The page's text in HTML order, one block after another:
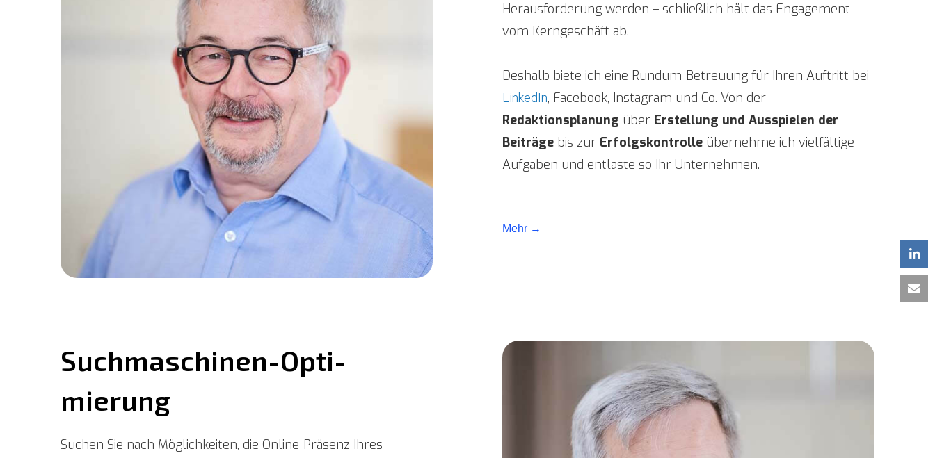
Herausforderung werden – schließlich hält das Engagement
vom Kerngeschäft ab.
Deshalb biete ich eine Rundum-Betreuung für Ihren Auftritt bei
LinkedIn, Facebook, Instagram und Co. Von der
Redaktionsplanung über Erstellung und Ausspielen der
Beiträge bis zur Erfolgskontrolle übernehme ich vielfältige
Aufgaben und entlaste so Ihr Unternehmen.
Mehr →
Such­maschinen-Opti­
mierung
Suchen Sie nach Möglichkeiten, die Online-Präsenz Ihres